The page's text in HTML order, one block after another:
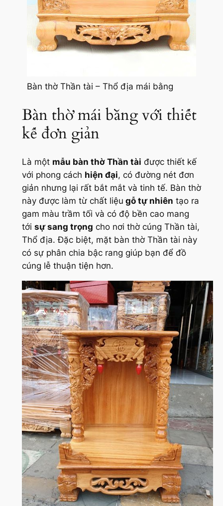
Bàn thờ Thần tài – Thổ địa mái bằng
Bàn thờ mái bằng với thiết
kế đơn giản
Là một mẫu bàn thờ Thần tài được thiết kế
với phong cách hiện đại, có đường nét đơn
giản nhưng lại rất bắt mắt và tinh tế. Bàn thờ
này được làm từ chất liệu gỗ tự nhiên tạo ra
gam màu trầm tối và có độ bền cao mang
tới sự sang trọng cho nơi thờ cúng Thần tài,
Thổ địa. Đặc biệt, mặt bàn thờ Thần tài này
có sự phân chia bậc rang giúp bạn để đồ
cúng lễ thuận tiện hơn.